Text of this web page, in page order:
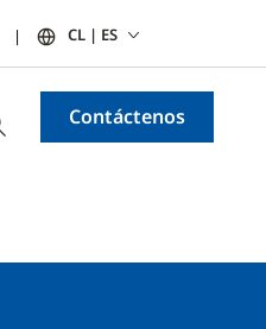
CL | ES
Contáctenos